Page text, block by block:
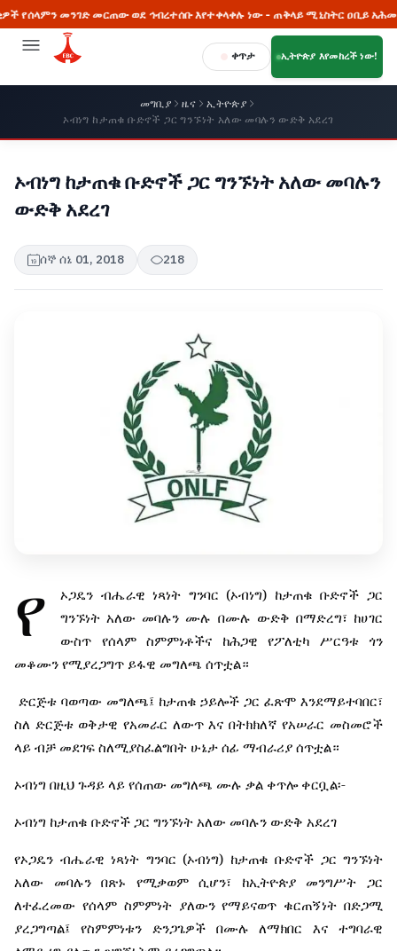
መርጠው ወደ ኅብረተሰቡ እየተቀላቀሉ ነው - ጠቅላይ ሚኒስትር ዐቢይ አሕመድ (ዶ/ር)
ቀጥታ ኢትዮጵያ እየመከረች ነው!
መግቢያ ዜና
ኢትዮጵያ
ኦብነግ ከታጠቁ ቡድኖች ጋር ግንኙነት አለው መባሉን ውድቅ አደረገ
ኦብነግ ከታጠቁ ቡድኖች ጋር ግንኙነት አለው መባሉን
ውድቅ አደረገ
ሰኞ ሰኔ 01, 2018 218
የ ኦጋዴን ብሔራዊ ነጻነት ግንባር (ኦብነግ) ከታጠቁ ቡድኖች ጋር
ግንኙነት አለው መባሉን ሙሉ በሙሉ ውድቅ በማድረግ፣ ከሀገር
ውስጥ
የሰላም ስምምነቶችና ከሕጋዊ የፖለቲካ ሥርዓቱ
ጎን
መቆሙን የሚያረጋግጥ ይፋዊ መግለጫ ሰጥቷል።
ድርጅቱ ባወጣው መግለጫ፤ ከታጠቁ ኃይሎች ጋር ፈጽሞ እንደማይተባበር፣
ስለ ድርጅቱ ወቅታዊ የአመራር ለውጥ እና በትክክለኛ የአሠራር መስመሮች
ላይ ብቻ መደገፍ ስለሚያስፈልግበት ሁኔታ ሰፊ ማብራሪያ ሰጥቷል።
ኦብነግ በዚህ ጉዳይ ላይ የሰጠው መግለጫ ሙሉ ቃል ቀጥሎ ቀርቧል፡-
ኦብነግ ከታጠቁ ቡድኖች ጋር ግንኙነት አለው መባሉን ውድቅ አደረገ
የኦጋዴን ብሔራዊ ነጻነት ግንባር (ኦብነግ) ከታጠቁ ቡድኖች ጋር ግንኙነት
አለው
መባሉን በጽኑ የሚቃወም ሲሆን፣ ከኢትዮጵያ መንግሥት
ጋር
ለተፈረመው የሰላም ስምምነት ያለውን የማይናወጥ ቁርጠኝነት በድጋሚ
ያረጋግጣል፤
የስምምነቱን ድንጋጌዎች በሙሉ ለማክበር እና
ተግባራዊ